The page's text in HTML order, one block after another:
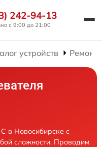
242-94-13
с 9:00 до 21:00
устройств Ремонт
в Новосибирске с
сложности. Проводим